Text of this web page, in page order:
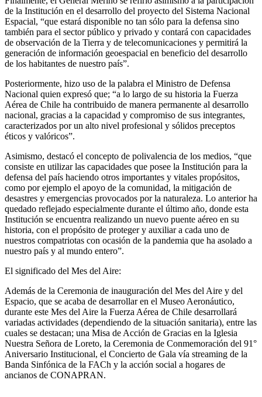
de la Institución en el desarrollo del proyecto del Sistema Nacional
Espacial, “que estará disponible no tan sólo para la defensa sino
también para el sector público y privado y contará con capacidades
de observación de la Tierra y de telecomunicaciones y permitirá la
generación de información geoespacial en beneficio del desarrollo
de los habitantes de nuestro país”.
Posteriormente, hizo uso de la palabra el Ministro de Defensa
Nacional quien expresó que; “a lo largo de su historia la Fuerza
Aérea de Chile ha contribuido de manera permanente al desarrollo
nacional, gracias a la capacidad y compromiso de sus integrantes,
caracterizados por un alto nivel profesional y sólidos preceptos
éticos y valóricos”.
Asimismo, destacó el concepto de polivalencia de los medios, “que
consiste en utilizar las capacidades que posee la Institución para la
defensa del país haciendo otros importantes y vitales propósitos,
como por ejemplo el apoyo de la comunidad, la mitigación de
desastres y emergencias provocados por la naturaleza. Lo anterior ha
quedado reflejado especialmente durante el último año, donde esta
Institución se encuentra realizando un nuevo puente aéreo en su
historia, con el propósito de proteger y auxiliar a cada uno de
nuestros compatriotas con ocasión de la pandemia que ha asolado a
nuestro país y al mundo entero”.
El significado del Mes del Aire:
Además de la Ceremonia de inauguración del Mes del Aire y del
Espacio, que se acaba de desarrollar en el Museo Aeronáutico,
durante este Mes del Aire la Fuerza Aérea de Chile desarrollará
variadas actividades (dependiendo de la situación sanitaria), entre las
cuales se destacan; una Misa de Acción de Gracias en la Iglesia
Nuestra Señora de Loreto, la Ceremonia de Conmemoración del 91°
Aniversario Institucional, el Concierto de Gala vía streaming de la
Banda Sinfónica de la FACh y la acción social a hogares de
ancianos de CONAPRAN.